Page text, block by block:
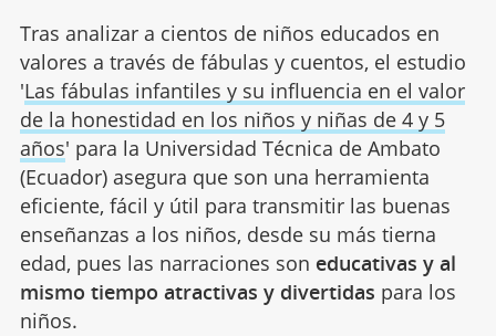
Tras analizar a cientos de niños educados en
valores a través de fábulas y cuentos, el estudio
'Las fábulas infantiles y su influencia en el valor
de la honestidad en los niños y niñas de 4 y 5
años' para la Universidad Técnica de Ambato
(Ecuador) asegura que son una herramienta
eficiente, fácil y útil para transmitir las buenas
enseñanzas a los niños, desde su más tierna
edad, pues las narraciones son educativas y al
mismo tiempo atractivas y divertidas para los
niños.